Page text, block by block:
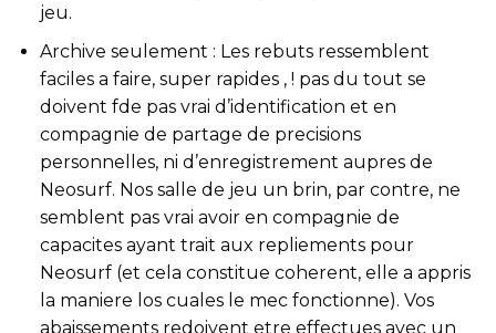
jeu.
Archive seulement : Les rebuts ressemblent
faciles a faire, super rapides , ! pas du tout se
doivent fde pas vrai d’identification et en
compagnie de partage de precisions
personnelles, ni d’enregistrement aupres de
Neosurf. Nos salle de jeu un brin, par contre, ne
semblent pas vrai avoir en compagnie de
capacites ayant trait aux repliements pour
Neosurf (et cela constitue coherent, elle a appris
la maniere los cuales le mec fonctionne). Vos
abaissements redoivent etre effectues avec un